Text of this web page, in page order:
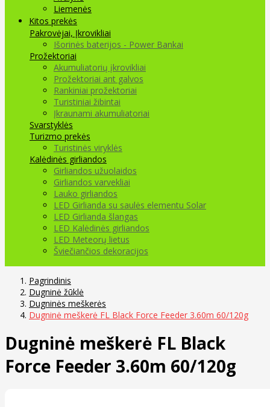
Liemenės
Kitos prekės
Pakrovėjai, Įkrovikliai
Išorinės baterijos - Power Bankai
Prožektoriai
Akumuliatorių įkrovikliai
Prožektoriai ant galvos
Rankiniai prožektoriai
Turistiniai žibintai
Įkraunami akumuliatoriai
Svarstyklės
Turizmo prekės
Turistinės viryklės
Kalėdinės girliandos
Girliandos užuolaidos
Girliandos varvekliai
Lauko girliandos
LED Girlianda su saulės elementu Solar
LED Girlianda šlangas
LED Kalėdinės girliandos
LED Meteorų lietus
Šviečiančios dekoracijos
Pagrindinis
Dugninė žūklė
Dugninės meškerės
Dugninė meškerė FL Black Force Feeder 3.60m 60/120g
Dugninė meškerė FL Black
Force Feeder 3.60m 60/120g